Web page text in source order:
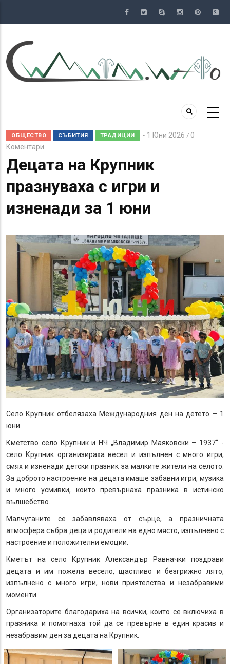
съдържание
ОБЩЕСТВО СЪБИТИЯ ТРАДИЦИИ 1 Юни 2026 / 0
Коментари
Децата на Крупник
празнуваха с игри и
изненади за 1 юни
Село Крупник отбелязаха Международния ден на детето – 1
юни.
Кметство село Крупник и НЧ „Владимир Маяковски – 1937“ -
село Крупник организираха весел и изпълнен с много игри,
смях и изненади детски празник за малките жители на селото.
За доброто настроение на децата имаше забавни игри, музика
и много усмивки, които превърнаха празника в истинско
вълшебство.
Малчуганите се забавляваха от сърце, а празничната
атмосфера събра деца и родители на едно място, изпълнено с
настроение и положителни емоции.
Кметът на село Крупник Александър Равначки поздрави
децата и им пожела весело, щастливо и безгрижно лято,
изпълнено с много игри, нови приятелства и незабравими
моменти.
Организаторите благодариха на всички, които се включиха в
празника и помогнаха той да се превърне в един красив и
незабравим ден за децата на Крупник.